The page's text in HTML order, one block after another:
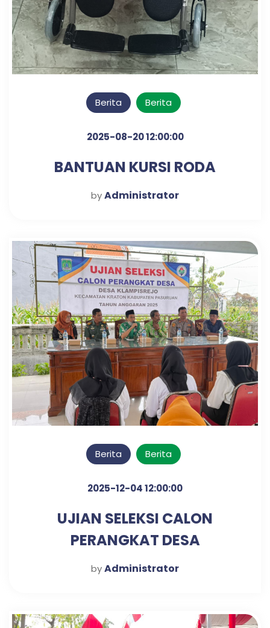
Berita Berita
2025-08-20 12:00:00
BANTUAN KURSI RODA
byAdministrator
Berita Berita
2025-12-04 12:00:00
UJIAN SELEKSI CALON
PERANGKAT DESA
KLAMPISREJO
byAdministrator